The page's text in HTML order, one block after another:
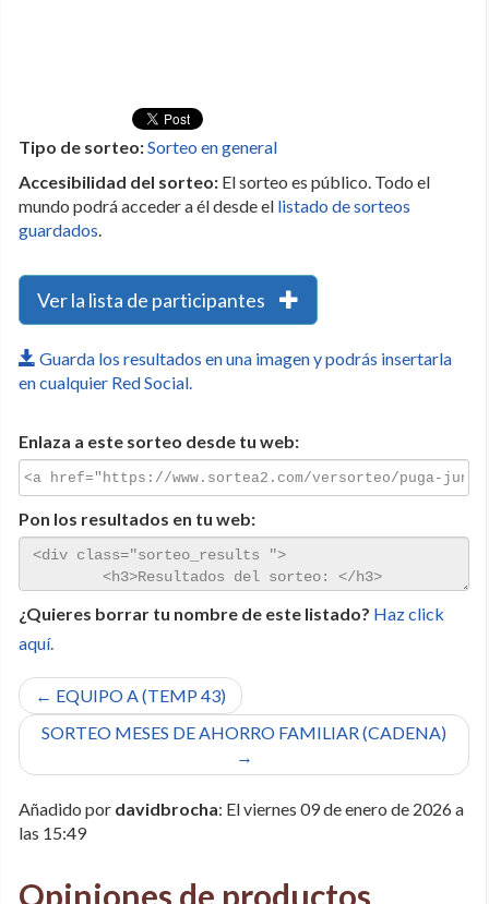
Tipo de sorteo:Sorteo en general
Accesibilidad del sorteo: El sorteo es público. Todo el
mundo podrá acceder a él desde el listado de sorteos
guardados.
Ver la lista de participantes
Guarda los resultados en una imagen y podrás insertarla
en cualquier Red Social.
Enlaza a este sorteo desde tu web:
Pon los resultados en tu web:
¿Quieres borrar tu nombre de este listado? Haz click
aquí.
← EQUIPO A (TEMP 43)
SORTEO MESES DE AHORRO FAMILIAR (CADENA)
→
Añadido por davidbrocha: El viernes 09 de enero de 2026 a
las 15:49
Opiniones de productos